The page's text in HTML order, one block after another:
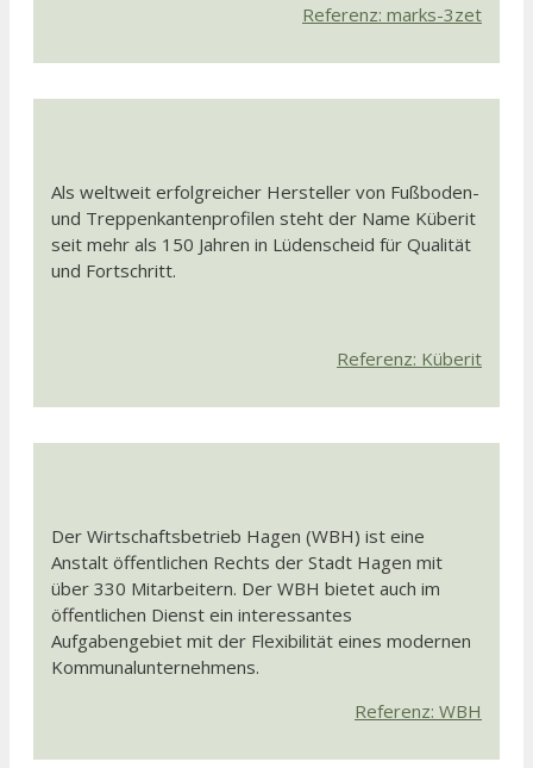
Referenz: marks-3zet
Als weltweit erfolgreicher Hersteller von Fußboden-
und Treppenkantenprofilen steht der Name Küberit
seit mehr als 150 Jahren in Lüdenscheid für Qualität
und Fortschritt.
Referenz: Küberit
Der Wirtschaftsbetrieb Hagen (WBH) ist eine
Anstalt öffentlichen Rechts der Stadt Hagen mit
über 330 Mitarbeitern. Der WBH bietet auch im
öffentlichen Dienst ein interessantes
Aufgabengebiet mit der Flexibilität eines modernen
Kommunalunternehmens.
Referenz: WBH